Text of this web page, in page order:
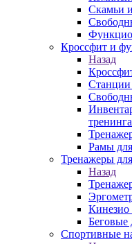
Скамьи
Кроссфит и
Назад
Станции
тренинга
Рамы
Тренажеры
Назад
Беговые
Спортивные